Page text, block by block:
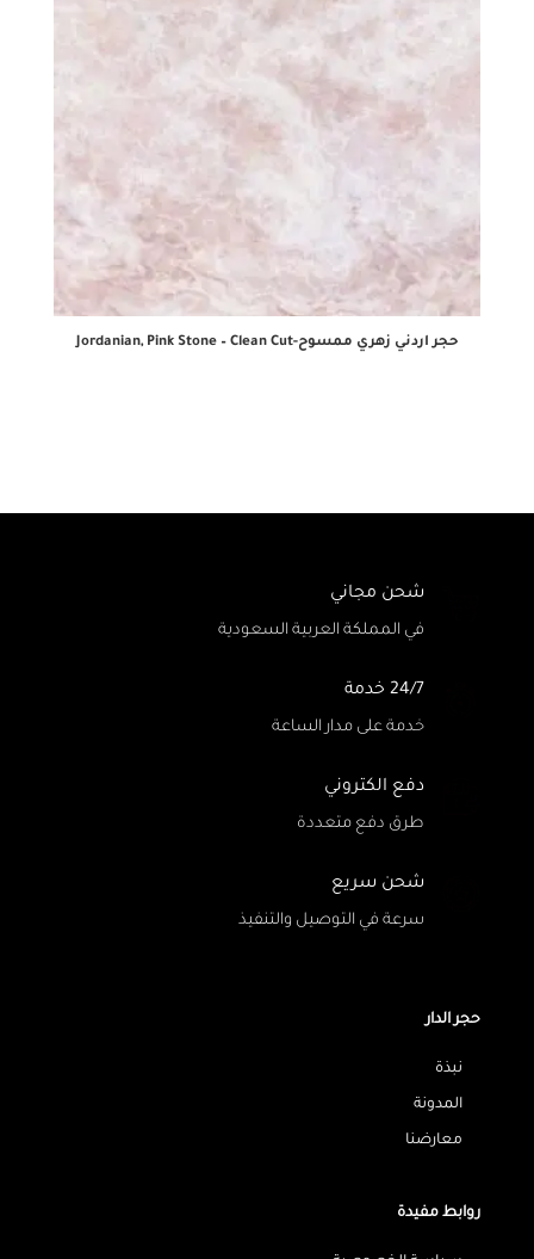
حجر اردني زهري ممسوح-Jordanian, Pink Stone – Clean Cut
شحن مجاني
في المملكة العربية السعودية
24/7 خدمة
خدمة على مدار الساعة
دفع الكتروني
طرق دفع متعددة
شحن سريع
سرعة في التوصيل والتنفيذ
حجر الدار
نبذة
المدونة
معارضنا
روابط مفيدة